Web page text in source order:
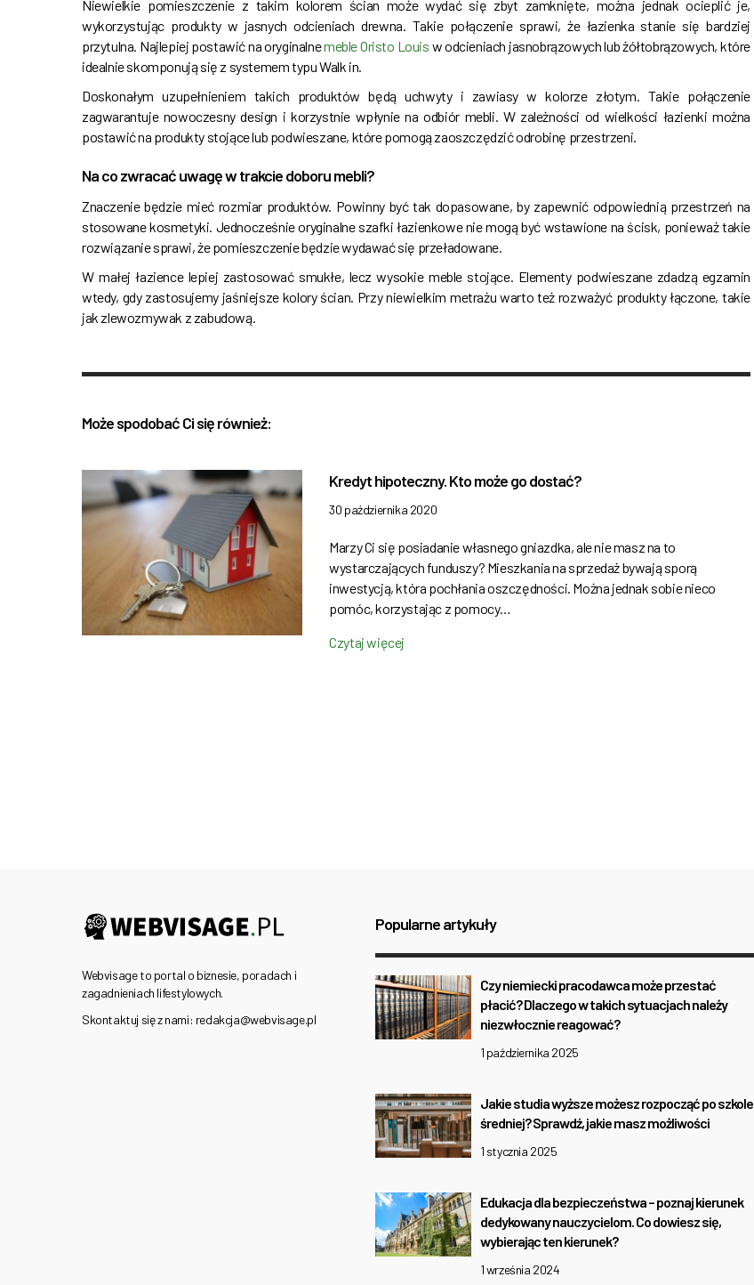
Niewielkie pomieszczenie z takim kolorem ścian może wydać się zbyt zamknięte, można jednak ocieplić je,
wykorzystując produkty w jasnych odcieniach drewna. Takie połączenie sprawi, że łazienka stanie się bardziej
przytulna. Najlepiej postawić na oryginalnemeble Oristo Louis w odcieniach jasnobrązowych lub żółtobrązowych, które
idealnie skomponują się z systemem typu Walk in.
Doskonałym uzupełnieniem takich produktów będą uchwyty i zawiasy w kolorze złotym. Takie połączenie
zagwarantuje nowoczesny design i korzystnie wpłynie na odbiór mebli. W zależności od wielkości łazienki można
postawić na produkty stojące lub podwieszane, które pomogą zaoszczędzić odrobinę przestrzeni.
Na co zwracać uwagę w trakcie doboru mebli?
Znaczenie będzie mieć rozmiar produktów. Powinny być tak dopasowane, by zapewnić odpowiednią przestrzeń na
stosowane kosmetyki. Jednocześnie oryginalne szafki łazienkowe nie mogą być wstawione na ścisk, ponieważ takie
rozwiązanie sprawi, że pomieszczenie będzie wydawać się przeładowane.
W małej łazience lepiej zastosować smukłe, lecz wysokie meble stojące. Elementy podwieszane zdadzą egzamin
wtedy, gdy zastosujemy jaśniejsze kolory ścian. Przy niewielkim metrażu warto też rozważyć produkty łączone, takie
jak zlewozmywak z zabudową.
Może spodobać Ci się również:
Kredyt hipoteczny. Kto może go dostać?
30 października 2020
Marzy Ci się posiadanie własnego gniazdka, ale nie masz na to
wystarczających funduszy? Mieszkania na sprzedaż bywają sporą
inwestycją, która pochłania oszczędności. Można jednak sobie nieco
pomóc, korzystając z pomocy…
Czytaj więcej
Webvisage to portal o biznesie, poradach i
zagadnieniach lifestylowych.
Skontaktuj się z nami: redakcja@webvisage.pl
Popularne artykuły
Czy niemiecki pracodawca może przestać
płacić? Dlaczego w takich sytuacjach należy
niezwłocznie reagować?
1 października 2025
Jakie studia wyższe możesz rozpocząć po szkole
średniej? Sprawdź, jakie masz możliwości
1 stycznia 2025
Edukacja dla bezpieczeństwa – poznaj kierunek
dedykowany nauczycielom. Co dowiesz się,
wybierając ten kierunek?
1 września 2024